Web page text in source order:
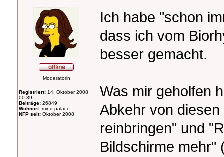
Moderatorin
Registriert: 14. Oktober 2008
00:39
Beiträge: 26849
Wohnort: mind palace
NFP seit: Oktober 2008
Ich habe "schon
dass ich vom
besser gemacht.
Was mir geholfen
Abkehr von
reinbringen" und
Bildschirme mehr"